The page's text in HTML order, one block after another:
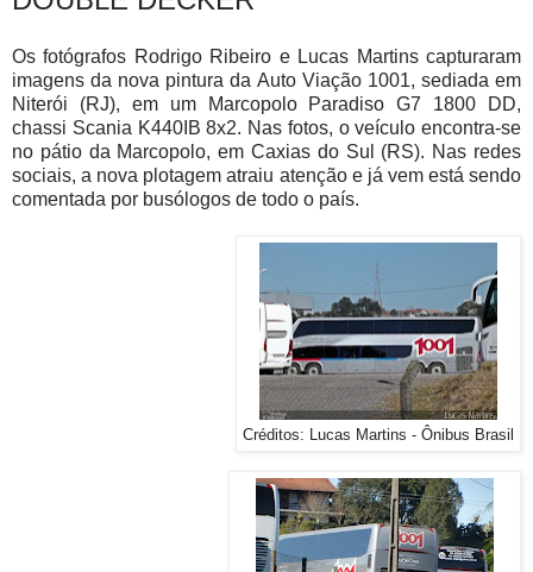
Os fotógrafos Rodrigo Ribeiro e Lucas Martins capturaram
imagens da nova pintura da Auto Viação 1001, sediada em
Niterói (RJ), em um Marcopolo Paradiso G7 1800 DD,
chassi Scania K440IB 8x2. Nas fotos, o veículo encontra-se
no pátio da Marcopolo, em Caxias do Sul (RS). Nas redes
sociais, a nova plotagem atraiu atenção e já vem está sendo
comentada por busólogos de todo o país.
Créditos: Lucas Martins - Ônibus Brasil